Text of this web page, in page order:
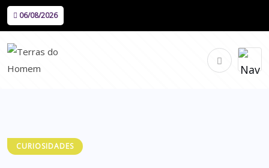
06/08/2026
CURIOSIDADES